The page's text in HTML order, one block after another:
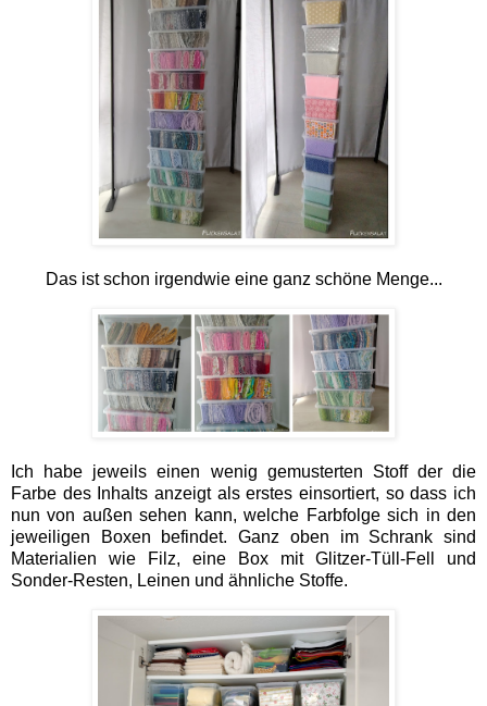
Das ist schon irgendwie eine ganz schöne Menge...
Ich habe jeweils einen wenig gemusterten Stoff der die
Farbe des Inhalts anzeigt als erstes einsortiert, so dass ich
nun von außen sehen kann, welche Farbfolge sich in den
jeweiligen Boxen befindet. Ganz oben im Schrank sind
Materialien wie Filz, eine Box mit Glitzer-Tüll-Fell und
Sonder-Resten, Leinen und ähnliche Stoffe.